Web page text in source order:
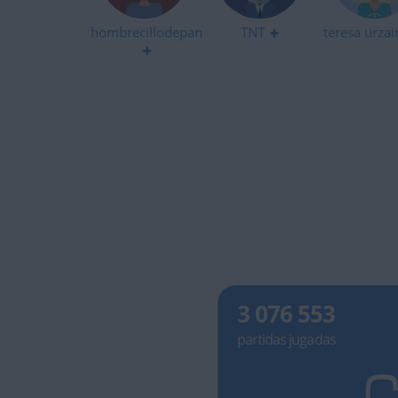
hombrecillodepan TNT teresa
3 076 553
partidas jugadas